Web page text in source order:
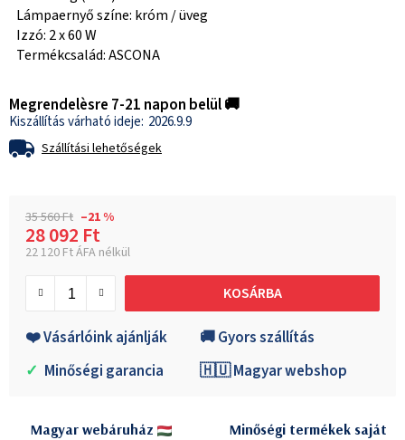
Lámpaernyő színe: króm / üveg
Izzó: 2 x 60 W
Termékcsalád: ASCONA
Megrendelèsre 7-21 napon belül 🚚
2026.9.9
Szállítási lehetőségek
35 560 Ft –21 %
28 092 Ft
22 120 Ft ÁFA nélkül
KOSÁRBA
❤️ Vásárlóink ajánlják
🚚 Gyors szállítás
✓ Minőségi garancia 🇭🇺 Magyar webshop
Magyar webáruház
Minőségi termékek saját